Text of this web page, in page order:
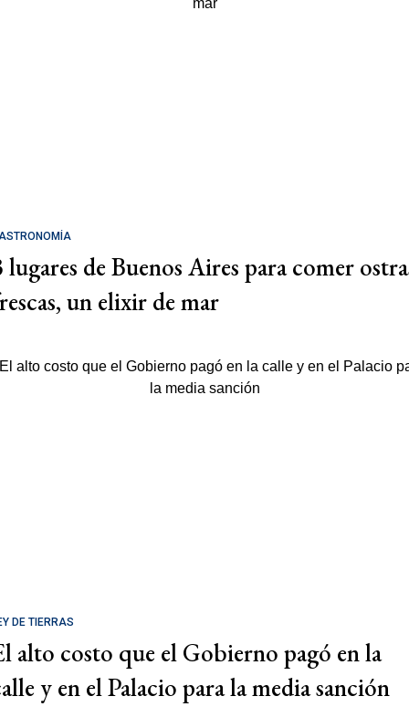
lugares de Buenos Aires para comer
un elixir de mar
DE TIERRAS
alto costo que el Gobierno pagó en la
y en el Palacio para la media sanción